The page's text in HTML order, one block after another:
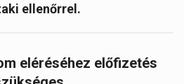
ellenőrrel.
eléréséhez előfizetés